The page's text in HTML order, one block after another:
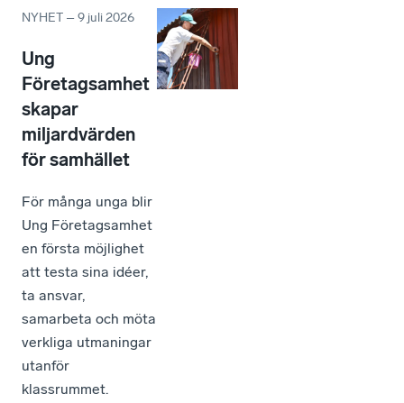
NYHET –9 juli 2026
Ung
Företagsamhet
skapar
miljardvärden
för samhället
För många unga blir
Ung Företagsamhet
en första möjlighet
att testa sina idéer,
ta ansvar,
samarbeta och möta
verkliga utmaningar
utanför
klassrummet.